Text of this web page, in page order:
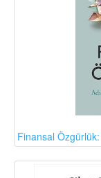
Finansal Özgürlük: